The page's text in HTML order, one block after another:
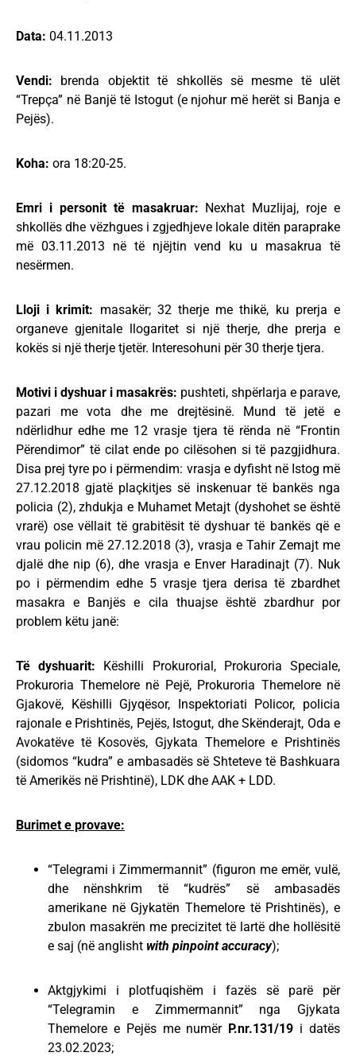
Data: 04.11.2013
Vendi: brenda objektit të shkollës së mesme të ulët
“Trepça” në Banjë të Istogut (e njohur më herët si Banja e
Pejës).
Koha: ora 18:20-25.
Emri i personit të masakruar: Nexhat Muzlijaj, roje e
shkollës dhe vëzhgues i zgjedhjeve lokale ditën paraprake
më 03.11.2013 në të njëjtin vend ku u masakrua të
nesërmen.
Lloji i krimit: masakër; 32 therje me thikë, ku prerja e
organeve gjenitale llogaritet si një therje, dhe prerja e
kokës si një therje tjetër. Interesohuni për 30 therje tjera.
Motivi i dyshuar i masakrës: pushteti, shpërlarja e parave,
pazari me vota dhe me drejtësinë. Mund të jetë e
ndërlidhur edhe me 12 vrasje tjera të rënda në “Frontin
Përendimor” të cilat ende po cilësohen si të pazgjidhura.
Disa prej tyre po i përmendim: vrasja e dyfisht në Istog më
27.12.2018 gjatë plaçkitjes së inskenuar të bankës nga
policia (2), zhdukja e Muhamet Metajt (dyshohet se është
vrarë) ose vëllait të grabitësit të dyshuar të bankës që e
vrau policin më 27.12.2018 (3), vrasja e Tahir Zemajt me
djalë dhe nip (6), dhe vrasja e Enver Haradinajt (7). Nuk
po i përmendim edhe 5 vrasje tjera derisa të zbardhet
masakra e Banjës e cila thuajse është zbardhur por
problem këtu janë:
Të dyshuarit: Këshilli Prokurorial, Prokuroria Speciale,
Prokuroria Themelore në Pejë, Prokuroria Themelore në
Gjakovë, Këshilli Gjyqësor, Inspektoriati Policor, policia
rajonale e Prishtinës, Pejës, Istogut, dhe Skënderajt, Oda e
Avokatëve të Kosovës, Gjykata Themelore e Prishtinës
(sidomos “kudra” e ambasadës së Shteteve të Bashkuara
të Amerikës në Prishtinë), LDK dhe AAK + LDD.
Burimet e provave:
“Telegrami i Zimmermannit” (figuron me emër, vulë,
dhe nënshkrim të “kudrës” së ambasadës
amerikane në Gjykatën Themelore të Prishtinës), e
zbulon masakrën me precizitet të lartë dhe hollësitë
e saj (në anglisht with pinpoint accuracy);
Aktgjykimi i plotfuqishëm i fazës së parë për
“Telegramin e Zimmermannit” nga Gjykata
Themelore e Pejës me numër P.nr.131/19 i datës
23.02.2023;